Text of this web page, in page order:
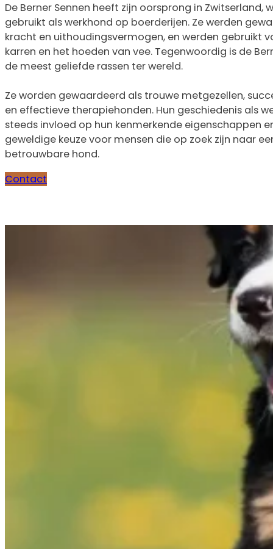
De Berner Sennen heeft zijn oorsprong in Zwitserland,
gebruikt als werkhond op boerderijen. Ze werden
kracht en uithoudingsvermogen, en werden gebruikt
karren en het hoeden van vee. Tegenwoordig is de
de meest geliefde rassen ter wereld.
Ze worden gewaardeerd als trouwe metgezellen,
en effectieve therapiehonden. Hun geschiedenis als
steeds invloed op hun kenmerkende eigenschappen
geweldige keuze voor mensen die op zoek zijn naar
betrouwbare hond.
Contact